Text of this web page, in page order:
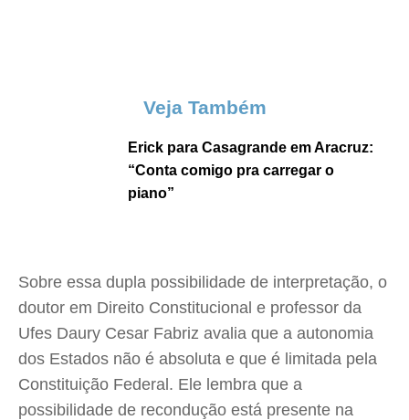
Veja Também
Erick para Casagrande em Aracruz:
“Conta comigo pra carregar o
piano”
Sobre essa dupla possibilidade de interpretação, o
doutor em Direito Constitucional e professor da
Ufes Daury Cesar Fabriz avalia que a autonomia
dos Estados não é absoluta e que é limitada pela
Constituição Federal. Ele lembra que a
possibilidade de recondução está presente na